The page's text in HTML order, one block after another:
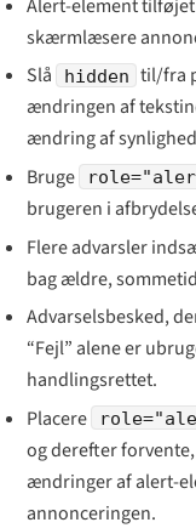
Alert-element
skærmlæsere
Slå
hidden til/fra
ændringen af
ændring af
Bruge
brugeren i
Flere advarsler
bag ældre,
Advarselsbesked,
“Fejl” alene er
handlingsrettet.
Placere
og derefter
ændringer af alert-
annonceringen.